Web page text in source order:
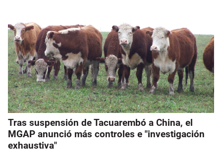
Tras suspensión de Tacuarembó a China, el
MGAP anunció más controles e "investigación
exhaustiva"